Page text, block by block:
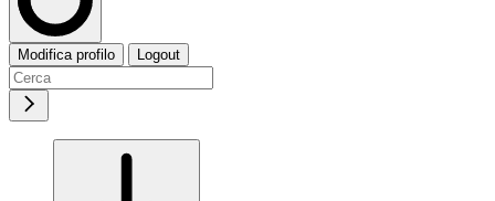
Modifica profilo Logout